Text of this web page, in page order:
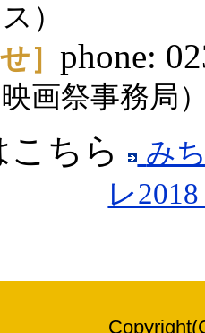
）
］ phone:
画祭事務局
こちら み
レ